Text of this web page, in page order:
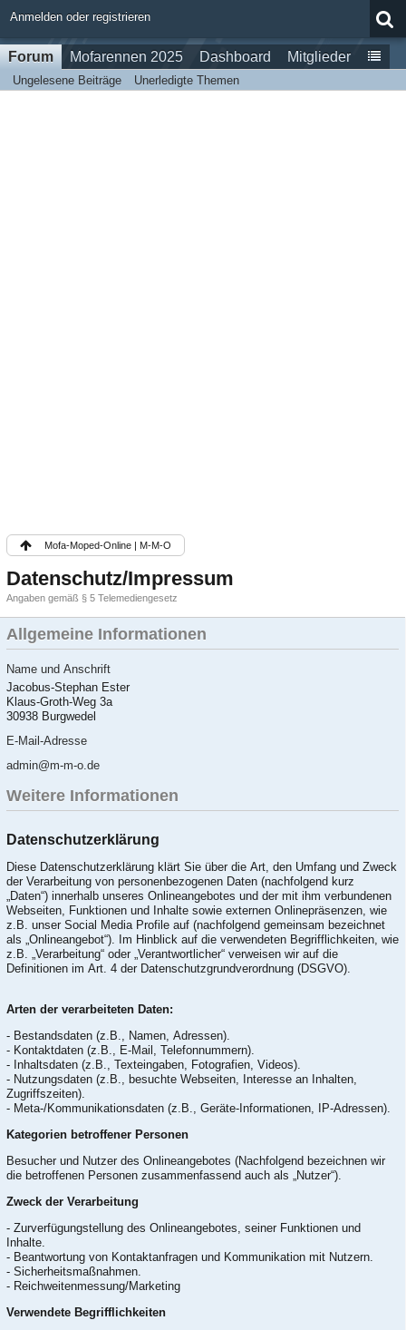
Anmelden oder registrieren
Forum Mofarennen 2025 Dashboard Mitglieder
Ungelesene Beiträge Unerledigte Themen
Mofa-Moped-Online | M-M-O
Datenschutz/Impressum
Angaben gemäß § 5 Telemediengesetz
Allgemeine Informationen
Name und Anschrift
Jacobus-Stephan Ester
Klaus-Groth-Weg 3a
30938 Burgwedel
E-Mail-Adresse
admin@m-m-o.de
Weitere Informationen
Datenschutzerklärung
Diese Datenschutzerklärung klärt Sie über die Art, den Umfang und Zweck
der Verarbeitung von personenbezogenen Daten (nachfolgend kurz
„Daten“) innerhalb unseres Onlineangebotes und der mit ihm verbundenen
Webseiten, Funktionen und Inhalte sowie externen Onlinepräsenzen, wie
z.B. unser Social Media Profile auf (nachfolgend gemeinsam bezeichnet
als „Onlineangebot“). Im Hinblick auf die verwendeten Begrifflichkeiten, wie
z.B. „Verarbeitung“ oder „Verantwortlicher“ verweisen wir auf die
Definitionen im Art. 4 der Datenschutzgrundverordnung (DSGVO).
Arten der verarbeiteten Daten:
- Bestandsdaten (z.B., Namen, Adressen).
- Kontaktdaten (z.B., E-Mail, Telefonnummern).
- Inhaltsdaten (z.B., Texteingaben, Fotografien, Videos).
- Nutzungsdaten (z.B., besuchte Webseiten, Interesse an Inhalten,
Zugriffszeiten).
- Meta-/Kommunikationsdaten (z.B., Geräte-Informationen, IP-Adressen).
Kategorien betroffener Personen
Besucher und Nutzer des Onlineangebotes (Nachfolgend bezeichnen wir
die betroffenen Personen zusammenfassend auch als „Nutzer“).
Zweck der Verarbeitung
- Zurverfügungstellung des Onlineangebotes, seiner Funktionen und
Inhalte.
- Beantwortung von Kontaktanfragen und Kommunikation mit Nutzern.
- Sicherheitsmaßnahmen.
- Reichweitenmessung/Marketing
Verwendete Begrifflichkeiten